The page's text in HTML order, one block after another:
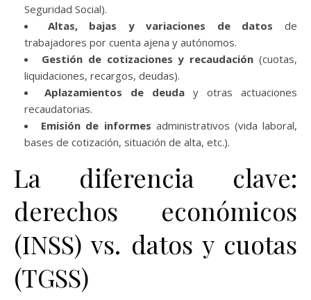
Seguridad Social).
Altas, bajas y variaciones de datos de
trabajadores por cuenta ajena y autónomos.
Gestión de cotizaciones y recaudación (cuotas,
liquidaciones, recargos, deudas).
Aplazamientos de deuda y otras actuaciones
recaudatorias.
Emisión de informes administrativos (vida laboral,
bases de cotización, situación de alta, etc.).
La diferencia clave:
derechos económicos
(INSS) vs. datos y cuotas
(TGSS)